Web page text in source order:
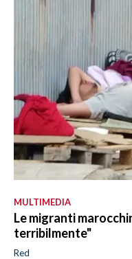
MULTIMEDIA
Le migranti
terribilmente"
Red